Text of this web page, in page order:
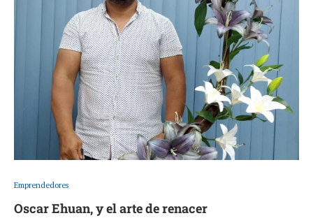
Emprendedores
Oscar Ehuan, y el arte de renacer